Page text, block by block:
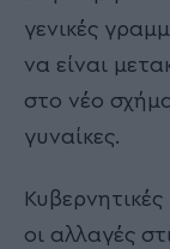
γενικές
να είναι
στο νέο
γυναίκες.
Κυβερνητικές
οι αλλαγές